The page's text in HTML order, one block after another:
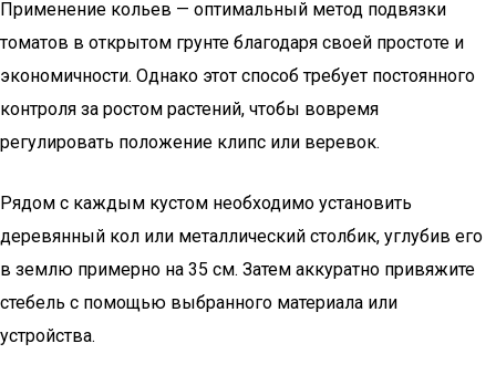
Применение кольев — оптимальный метод подвязки
томатов в открытом грунте благодаря своей простоте и
экономичности. Однако этот способ требует постоянного
контроля за ростом растений, чтобы вовремя
регулировать положение клипс или веревок.
Рядом с каждым кустом необходимо установить
деревянный кол или металлический столбик, углубив его
в землю примерно на 35 см. Затем аккуратно привяжите
стебель с помощью выбранного материала или
устройства.